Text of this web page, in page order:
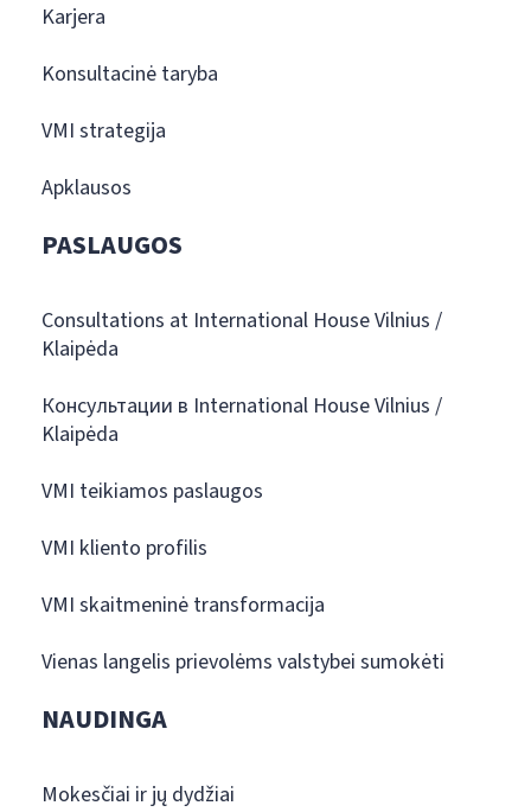
Karjera
Konsultacinė taryba
VMI strategija
Apklausos
PASLAUGOS
Consultations at International House Vilnius /
Klaipėda
Консультации в International House Vilnius /
Klaipėda
VMI teikiamos paslaugos
VMI kliento profilis
VMI skaitmeninė transformacija
Vienas langelis prievolėms valstybei sumokėti
NAUDINGA
Mokesčiai ir jų dydžiai